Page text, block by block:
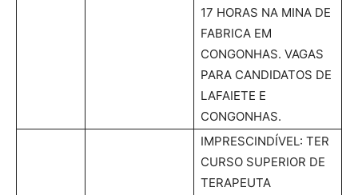
17 HORAS NA MINA DE
FABRICA EM
CONGONHAS. VAGAS
PARA CANDIDATOS DE
LAFAIETE E
CONGONHAS.
IMPRESCINDÍVEL: TER
CURSO SUPERIOR DE
TERAPEUTA